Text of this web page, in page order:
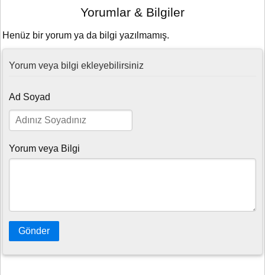
Yorumlar & Bilgiler
Henüz bir yorum ya da bilgi yazılmamış.
Yorum veya bilgi ekleyebilirsiniz
Ad Soyad
Yorum veya Bilgi
Gönder